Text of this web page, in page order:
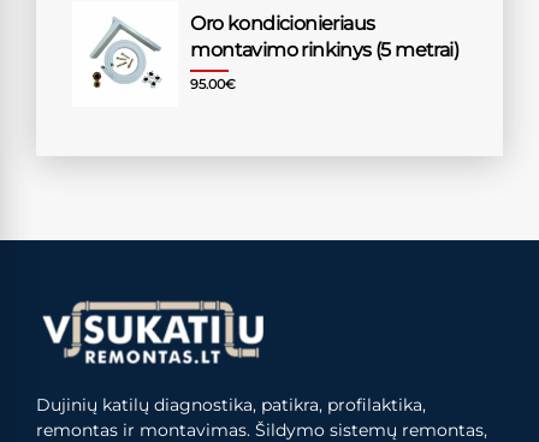
Oro kondicionieriaus
montavimo rinkinys (5 metrai)
95.00€
Dujinių katilų diagnostika, patikra, profilaktika,
remontas ir montavimas. Šildymo sistemų remontas,